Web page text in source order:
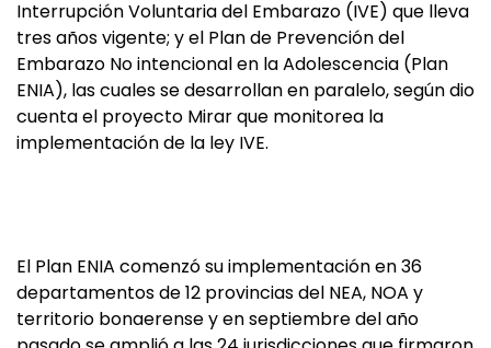
Interrupción Voluntaria del Embarazo (IVE) que lleva
tres años vigente; y el Plan de Prevención del
Embarazo No intencional en la Adolescencia (Plan
ENIA), las cuales se desarrollan en paralelo, según dio
cuenta el proyecto Mirar que monitorea la
implementación de la ley IVE.
El Plan ENIA comenzó su implementación en 36
departamentos de 12 provincias del NEA, NOA y
territorio bonaerense y en septiembre del año